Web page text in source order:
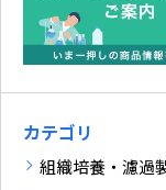
カテゴリ
組織培養・濾過